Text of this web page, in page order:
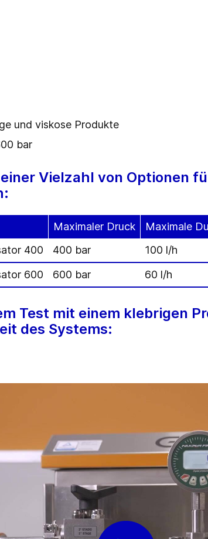
und viskose Produkte
bar
Vielzahl von Optionen
Maximaler Druck
Maximale
400
400 bar
100 l/h
600
600 bar 60 l/h
Test mit einem klebrigen
des Systems: